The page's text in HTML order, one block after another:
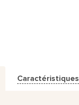
Caractéristiques